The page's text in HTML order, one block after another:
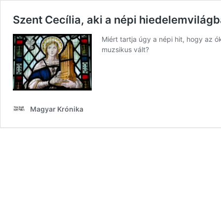
Szent Cecília, aki a népi
Miért tartja úgy a népi hit, hogy az
muzsikus vált?
Magyar Krónika